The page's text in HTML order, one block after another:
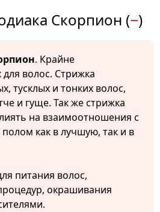
Скорпион (−)
. Крайне
волос. Стрижка
тусклых и тонких волос,
и гуще. Так же стрижка
на взаимоотношения с
как в лучшую, так и в
питания волос,
окрашивания